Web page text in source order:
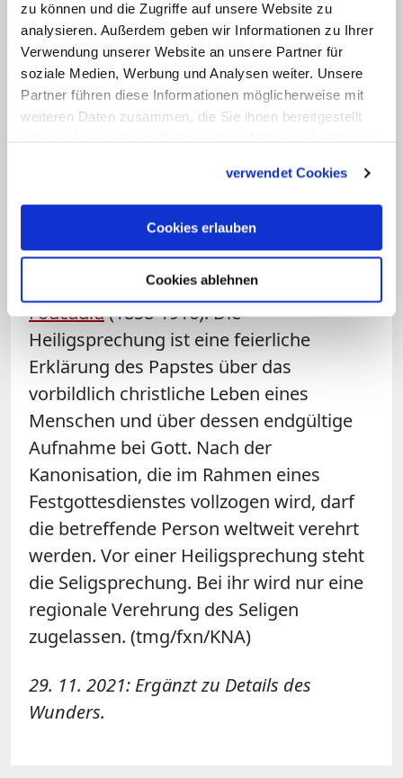
zu können und die Zugriffe auf unsere Website zu
analysieren. Außerdem geben wir Informationen zu Ihrer
Verwendung unserer Website an unsere Partner für
soziale Medien, Werbung und Analysen weiter. Unsere
Partner führen diese Informationen möglicherweise mit
weiteren Daten zusammen, die Sie ihnen bereitgestellt
verwendet Cookies
Cookies erlauben
Cookies ablehnen
Krankenschwester, die ihm die tödliche
Spritze gesetzt hatte, sagte aus und
bezeugte, dass er ihr und den anderen
Wachen verziehen habe. Im November
1985 sprach Papst Johannes Paul II.
Die nächstensieben Heiligen erhält die
katholische Kirche zunächst am 15. Mai
2022. Mit dabei ist der französische
Ordensmann und EremitCharles de
Foucauld(1858-1916). Die
Heiligsprechung ist eine feierliche
Erklärung des Papstes über das
vorbildlich christliche Leben eines
Menschen und über dessen endgültige
Aufnahme bei Gott. Nach der
Kanonisation, die im Rahmen eines
Festgottesdienstes vollzogen wird, darf
die betreffende Person weltweit verehrt
werden. Vor einer Heiligsprechung steht
die Seligsprechung. Bei ihr wird nur eine
regionale Verehrung des Seligen
zugelassen. (tmg/fxn/KNA)
29. 11. 2021: Ergänzt zu Details des
Wunders.